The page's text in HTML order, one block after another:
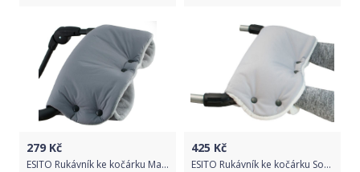
279 Kč
ESITO Rukávník ke kočárku Magna, Barva šedá / stříbrná, Velikost 45 x 53 cm
425 Kč
ESITO Rukávník ke kočárku Softshell, Barva šedá / smetanová, Velikost 45 x 53 cm